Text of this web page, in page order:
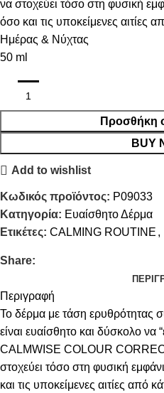
να στοχεύει τόσο στη φυσική
όσο και τις υποκείμενες αιτίες
Ημέρας & Νύχτας
50 ml
Προσθήκη
BUY
Add to wishlist
Κωδικός προϊόντος: P09033
Κατηγορία: Ευαίσθητο Δέρμα
Ετικέτες: CALMING ROUTINE ,
Share:
Περιγραφή
Το δέρμα με τάση ερυθρότητας
είναι ευαίσθητο και δύσκολο να
CALMWISE COLOUR CORRECT
στοχεύει τόσο στη φυσική
και τις υποκείμενες αιτίες από